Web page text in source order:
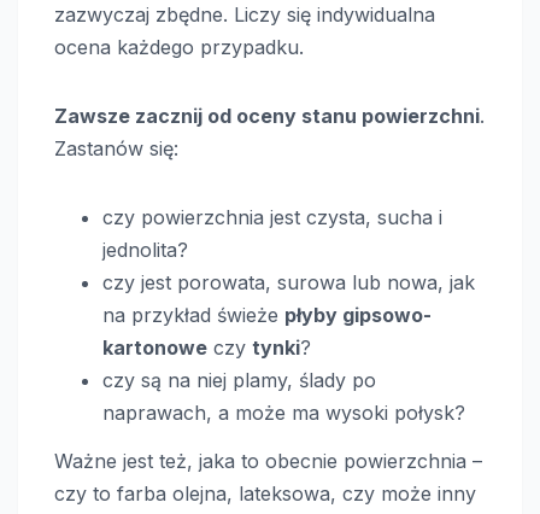
zazwyczaj zbędne. Liczy się indywidualna
ocena każdego przypadku.
Zawsze zacznij od oceny stanu powierzchni.
Zastanów się:
czy powierzchnia jest czysta, sucha i
jednolita?
czy jest porowata, surowa lub nowa, jak
na przykład świeże płyby gipsowo-
kartonowe czy tynki?
czy są na niej plamy, ślady po
naprawach, a może ma wysoki połysk?
Ważne jest też, jaka to obecnie powierzchnia –
czy to farba olejna, lateksowa, czy może inny